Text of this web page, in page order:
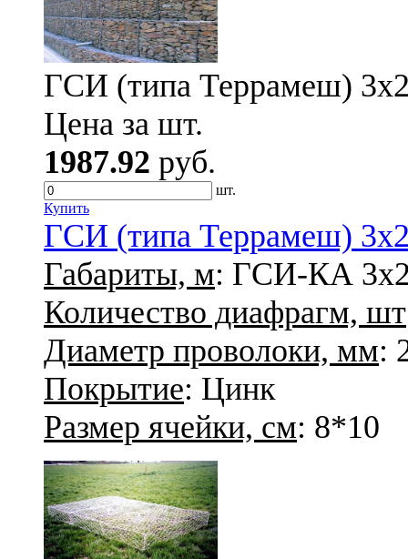
ГСИ (типа Террамеш)
Цена за шт.
1987.92 руб.
шт.
Купить
ГСИ (типа Террамеш)
Габариты, м: ГСИ-КА
Количество диафрагм, шт
Диаметр проволоки, мм:
Покрытие: Цинк
Размер ячейки, см: 8*10